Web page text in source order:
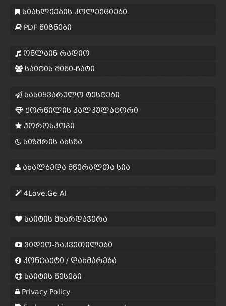
სიახლეების კოლექციები
PDF წიგნები
ონლაინ რადიო
საიტის მინი-ჩატი
სასიყვარულო ტესტები
ქორწილის კალკულატორი
ჰოროსკოპი
სიზმრის ახსნა
ახალბედა მწერალთა სია
4Love.Ge AI
საიტის მხარდაჭერა
ვიდეო-გაკვეთილები
კონტაქტი / დახმარება
საიტის წესები
Privacy Policy